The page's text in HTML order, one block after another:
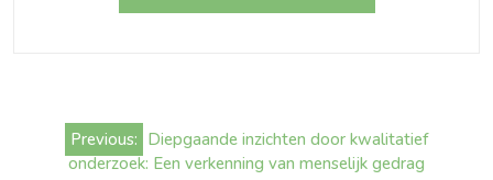
Bericht
navigatie
Previous: Diepgaande inzichten door kwalitatief
onderzoek: Een verkenning van menselijk gedrag